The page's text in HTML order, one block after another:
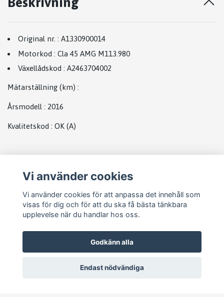
Original nr. : A1330900014
Motorkod : Cla 45 AMG M113.980
Växellådskod : A2463704002
Mätarställning (km) :
Årsmodell : 2016
Kvalitetskod : OK (A)
Vi använder cookies
Vi använder cookies för att anpassa det innehåll som
visas för dig och för att du ska få bästa tänkbara
upplevelse när du handlar hos oss.
Godkänn alla
Endast nödvändiga